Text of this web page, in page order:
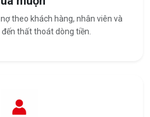
theo khách hàng, nhân viên và
thất thoát dòng tiền.